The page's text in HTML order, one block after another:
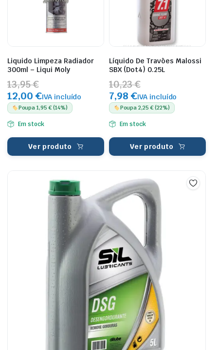
Liquido Limpeza Radiador
300ml – Liqui Moly
13,95 €
12,00 €IVA incluído
Poupa 1,95 € (14%)
Em stock
Ver produto
Líquido De Travões Malossi
SBX (Dot4) 0.25L
10,23 €
7,98 €IVA incluído
Poupa 2,25 € (22%)
Em stock
Ver produto